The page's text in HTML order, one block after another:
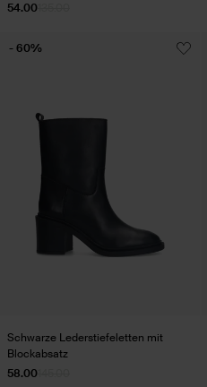
54.00
Schwarze Lederstiefeletten mit
Blockabsatz
58.00
- 60%